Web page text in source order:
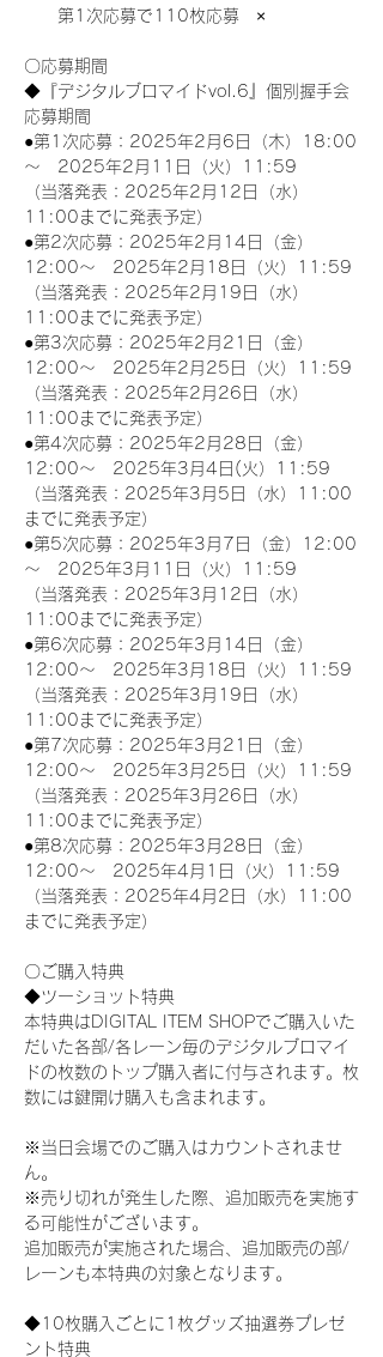
第1次応募で110枚応募　×
〇応募期間
◆『デジタルブロマイドvol.6』個別握手会
応募期間
●第1次応募：2025年2月6日（木）18:00
～　2025年2月11日（火）11:59
（当落発表：2025年2月12日（水）
11:00までに発表予定）
●第2次応募：2025年2月14日（金）
12:00～　2025年2月18日（火）11:59
（当落発表：2025年2月19日（水）
11:00までに発表予定）
●第3次応募：2025年2月21日（金）
12:00～　2025年2月25日（火）11:59
（当落発表：2025年2月26日（水）
11:00までに発表予定）
●第4次応募：2025年2月28日（金）
12:00～　2025年3月4日(火）11:59
（当落発表：2025年3月5日（水）11:00
までに発表予定）
●第5次応募：2025年3月7日（金）12:00
～　2025年3月11日（火）11:59
（当落発表：2025年3月12日（水）
11:00までに発表予定）
●第6次応募：2025年3月14日（金）
12:00～　2025年3月18日（火）11:59
（当落発表：2025年3月19日（水）
11:00までに発表予定）
●第7次応募：2025年3月21日（金）
12:00～　2025年3月25日（火）11:59
（当落発表：2025年3月26日（水）
11:00までに発表予定）
●第8次応募：2025年3月28日（金）
12:00～　2025年4月1日（火）11:59
（当落発表：2025年4月2日（水）11:00
までに発表予定）
〇ご購入特典
◆ツーショット特典
本特典はDIGITAL ITEM SHOPでご購入いた
だいた各部/各レーン毎のデジタルブロマイ
ドの枚数のトップ購入者に付与されます。枚
数には鍵開け購入も含まれます。
※当日会場でのご購入はカウントされませ
ん。
※売り切れが発生した際、追加販売を実施す
る可能性がございます。
追加販売が実施された場合、追加販売の部/
レーンも本特典の対象となります。
◆10枚購入ごとに1枚グッズ抽選券プレゼ
ント特典